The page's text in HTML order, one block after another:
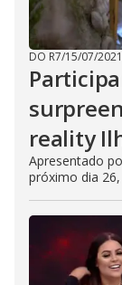
DO R7/15/07/2021
reality
Apresentado
próximo dia